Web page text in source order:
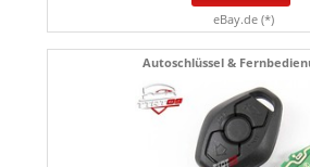
eBay.de (*)
Autoschlüssel &